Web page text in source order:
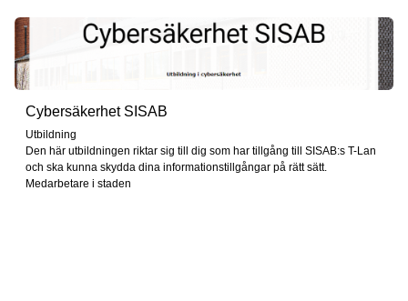
Cybersäkerhet SISAB
Utbildning
Den här utbildningen riktar sig till dig som har tillgång till SISAB:s T-Lan
och ska kunna skydda dina informationstillgångar på rätt sätt.
Medarbetare i staden